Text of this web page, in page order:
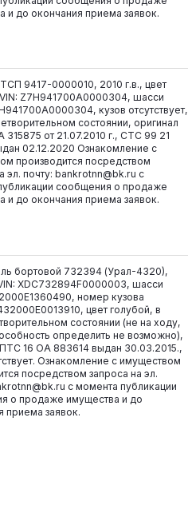
и до окончания приема заявок.
9417-0000010, 2010 г.в., цвет
Z7H941700A0000304, шасси
кузов отсутствует,
состоянии, оригинал
от 21.07.2010 г., СТС 99 21
02.12.2020 Ознакомление с
производится посредством
эл. почту: bankrotnn@bk.ru с
сообщения о продаже
и до окончания приема заявок.
бортовой 732394 (Урал-4320),
XDC732894F0000003, шасси
номер кузова
цвет голубой, в
состоянии (не на ходу,
определить не возможно),
16 ОА 883614 выдан 30.03.2015.,
Ознакомление с имуществом
посредством запроса на эл.
с момента публикации
о продаже имущества и до
приема заявок.